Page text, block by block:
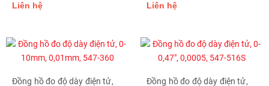
Liên hệ Liên hệ
Đồng hồ đo độ dày điện tử,
Đồng hồ đo độ dày điện tử,